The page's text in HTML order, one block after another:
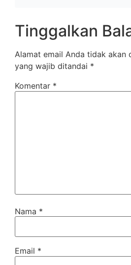
Tinggalkan
Alamat email Anda tidak akan
yang wajib ditandai *
Komentar *
Nama *
Email *